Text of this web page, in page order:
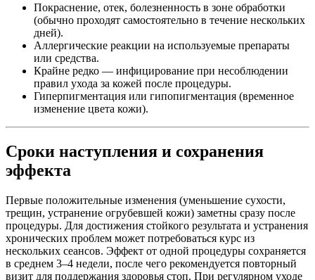
Покраснение, отек, болезненность в зоне обработки
(обычно проходят самостоятельно в течение нескольких
дней).
Аллергические реакции на используемые препараты
или средства.
Крайне редко — инфицирование при несоблюдении
правил ухода за кожей после процедуры.
Гиперпигментация или гипопигментация (временное
изменение цвета кожи).
Сроки наступления и сохранения
эффекта
Первые положительные изменения (уменьшение сухости,
трещин, устранение огрубевшей кожи) заметны сразу после
процедуры. Для достижения стойкого результата и устранения
хронических проблем может потребоваться курс из
нескольких сеансов. Эффект от одной процедуры сохраняется
в среднем 3–4 недели, после чего рекомендуется повторный
визит для поддержания здоровья стоп. При регулярном уходе